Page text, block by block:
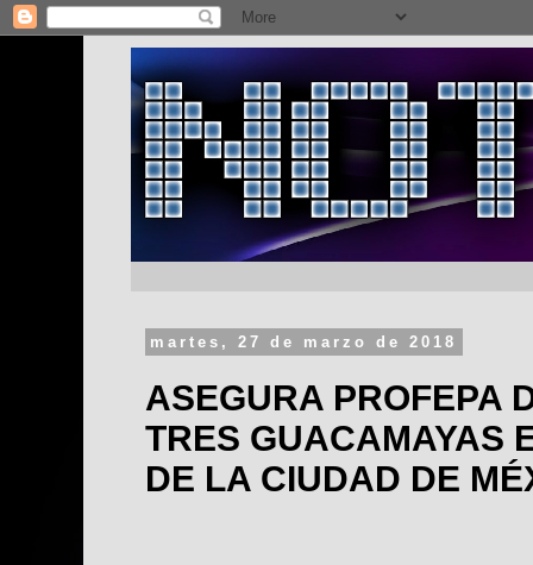
martes, 27 de marzo de 2018
ASEGURA PROFEPA
TRES GUACAMAYAS
DE LA CIUDAD DE